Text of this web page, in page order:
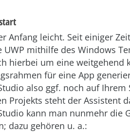
Anfang leicht. Seit einiger
UWP mithilfe des Windows
hierbei um eine
für eine App
also ggf. noch auf
Projekts steht der Assistent
kann man nunmehr die
dazu gehören u. a.: